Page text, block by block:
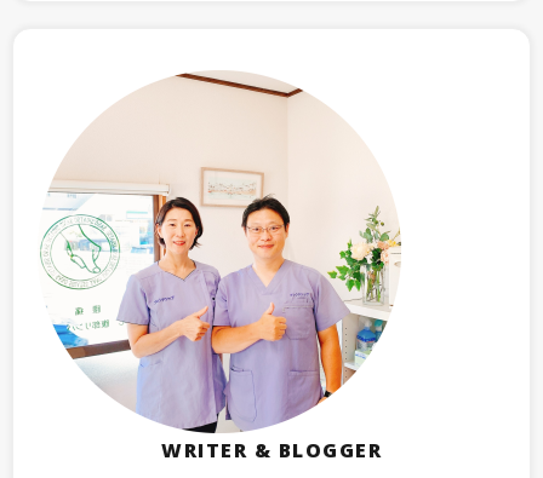
WRITER & BLOGGER